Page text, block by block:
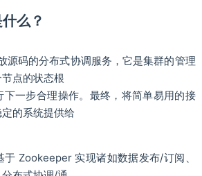
么？
源码的分布式协调服务，它是集群的管理
点的状态根
下一步合理操作。最终，将简单易用的接
的系统提供给
Zookeeper 实现诸如数据发布/订阅、